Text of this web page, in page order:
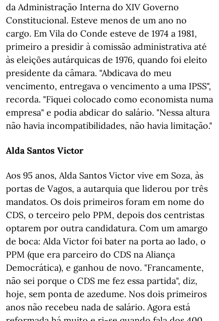
da Administração Interna do XIV Governo
Constitucional. Esteve menos de um ano no
cargo. Em Vila do Conde esteve de 1974 a 1981,
primeiro a presidir à comissão administrativa até
às eleições autárquicas de 1976, quando foi eleito
presidente da câmara. "Abdicava do meu
vencimento, entregava o vencimento a uma IPSS",
recorda. "Fiquei colocado como economista numa
empresa" e podia abdicar do salário. "Nessa altura
não havia incompatibilidades, não havia limitação."
Alda Santos Victor
Aos 95 anos, Alda Santos Victor vive em Soza, às
portas de Vagos, a autarquia que liderou por três
mandatos. Os dois primeiros foram em nome do
CDS, o terceiro pelo PPM, depois dos centristas
optarem por outra candidatura. Com um amargo
de boca: Alda Victor foi bater na porta ao lado, o
PPM (que era parceiro do CDS na Aliança
Democrática), e ganhou de novo. "Francamente,
não sei porque o CDS me fez essa partida", diz,
hoje, sem ponta de azedume. Nos dois primeiros
anos não recebeu nada de salário. Agora está